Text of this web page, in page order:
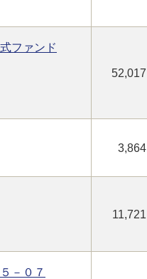
ファンド
52,017
3,864
11,721
－０７